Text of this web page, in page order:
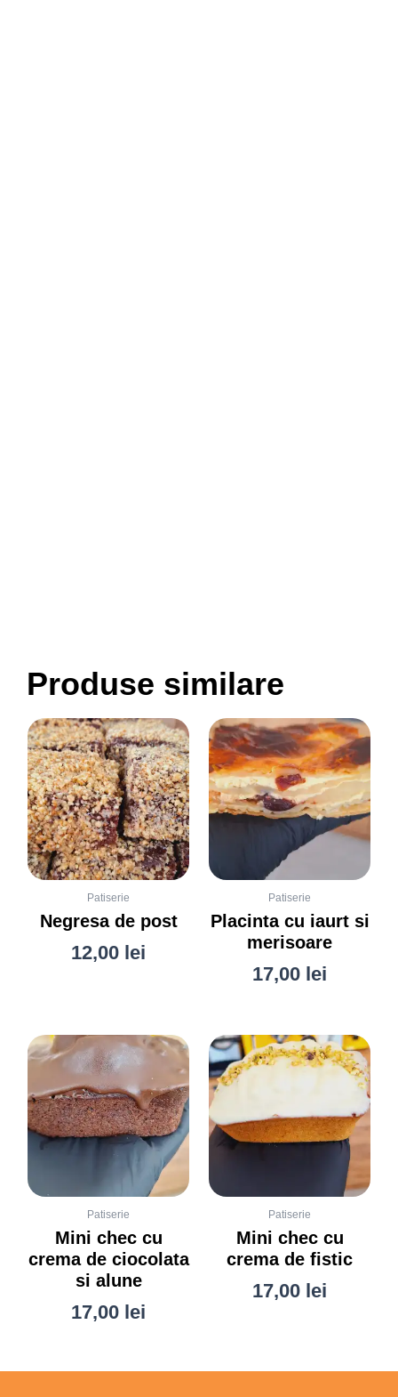
Produse similare
Patiserie
Negresa de post
12,00 lei
Patiserie
Placinta cu iaurt si
merisoare
17,00 lei
Patiserie
Mini chec cu
crema de ciocolata
si alune
17,00 lei
Patiserie
Mini chec cu
crema de fistic
17,00 lei